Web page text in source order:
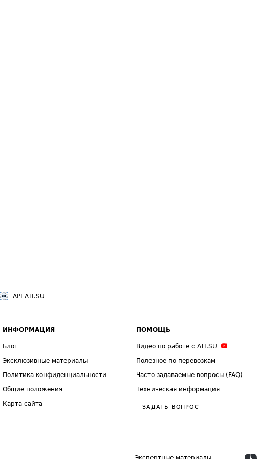
API ATI.SU
ИНФОРМАЦИЯ
Блог
Эксклюзивные материалы
Политика конфиденциальности
Общие положения
Карта сайта
ПОМОЩЬ
Видео по работе с ATI.SU
Полезное по перевозкам
Часто задаваемые вопросы (FAQ)
Техническая информация
ЗАДАТЬ ВОПРОС